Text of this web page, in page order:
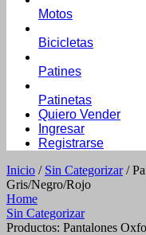
Motos
Bicicletas
Patines
Patinetas
Quiero Vender
Ingresar
Registrarse
Inicio / Sin Categorizar/
Gris/Negro/Rojo
Home
Sin Categorizar
Productos: Pantalones